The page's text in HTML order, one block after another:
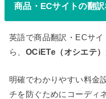
商品・ECサイトの翻
英語で商品翻訳・ECサ
ら、 OCiETe（オシエテ）
明確でわかりやすい料金
チを防ぐためにコーディ